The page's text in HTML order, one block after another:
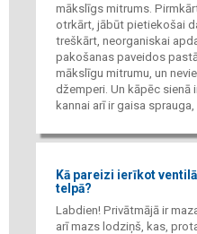
mākslīgs mitrums.
otrkārt, jābūt pietiekošai
treškārt, neorganiskai
pakošanas paveidos
mākslīgu mitrumu, un
džemperi. Un kāpēc sienā
kannai arī ir gaisa
Kā pareizi ierīkot
telpā?
Labdien! Privātmājā ir
arī mazs lodziņš, kas,